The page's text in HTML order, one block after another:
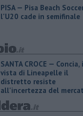
PISA — Pisa Beach
l'U20 cade in semifinale
SANTA CROCE — Concia,
vista di Lineapelle il
distretto resiste
all'incertezza del